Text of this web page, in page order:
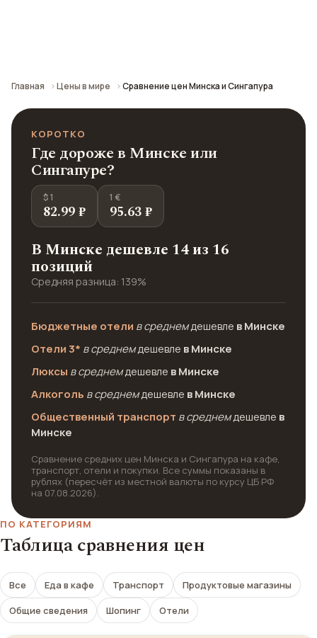
Главная Цены в мире Сравнение цен Минска и Сингапура
КОРОТКО
Где дороже в Минске или
Сингапуре?
$ 1
82.99 ₽
1 €
95.63 ₽
В Минске дешевле 14 из 16
позиций
Средняя разница: 139%
Бюджетные отели в среднемдешевле в Минске
Отели 3* в среднемдешевле в Минске
Люксы в среднемдешевле в Минске
Алкоголь в среднемдешевле в Минске
Общественный транспорт в среднемдешевле в
Минске
Сравнение средних цен Минска и Сингапура на кафе,
транспорт, отели и покупки. Все суммы показаны в
рублях (пересчёт из местной валюты по курсу ЦБ РФ
на 07.08.2026).
ПО КАТЕГОРИЯМ
Таблица сравнения цен
Все Еда в кафе Транспорт
Продуктовые магазины
Общие сведения
Шопинг Отели